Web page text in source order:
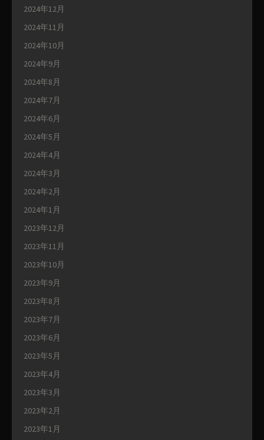
2024年12月
2024年11月
2024年10月
2024年9月
2024年8月
2024年7月
2024年6月
2024年5月
2024年4月
2024年3月
2024年2月
2024年1月
2023年12月
2023年11月
2023年10月
2023年9月
2023年8月
2023年7月
2023年6月
2023年5月
2023年4月
2023年3月
2023年2月
2023年1月